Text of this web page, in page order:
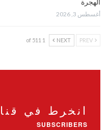
الهجرة
أغسطس 3, 2026
NEXT
1 of 511
انخرط في
SUBSCRIBERS